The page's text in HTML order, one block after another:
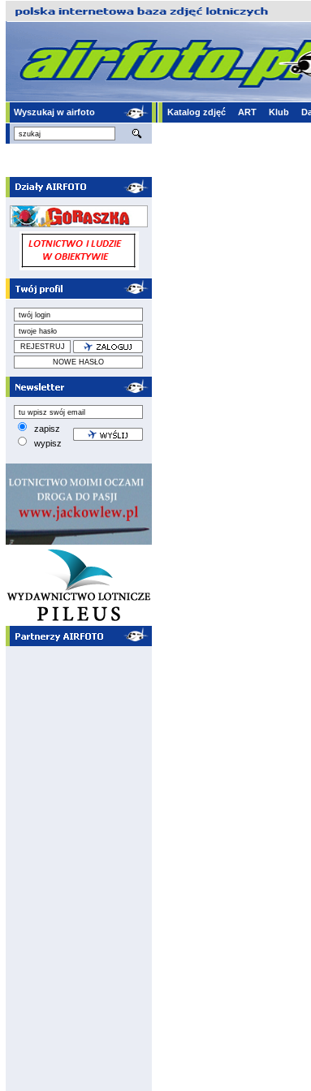
Wyszukaj w airfoto Katalog zdjęć ART Klub
zapisz
wypisz